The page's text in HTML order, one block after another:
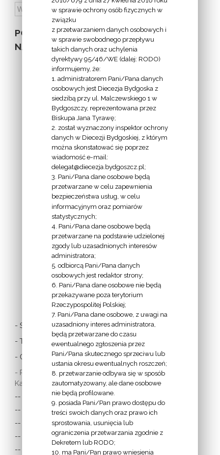
POZOSTAŁE
NA STRONIE
INFORMACJE
Z
EKAI.PL:
INFORMACJE
EPISKOPATU
POLSKI:
LINKI
- Stolica Apostolska
- Twitter Papieża
- Czytania z dnia
- Polska Misja
Katolicka:
-- w Austrii
-- w Anglii i Walii
-- w Irlandii
-- we Francji
-- w Niemczech
w sprawie ochrony osób fizycznych w
związku
z przetwarzaniem danych osobowych i
w sprawie swobodnego przepływu
takich danych oraz uchylenia
dyrektywy 95/46/WE (dalej: RODO)
informujemy, że:
1. administratorem Pani/Pana danych
osobowych jest Diecezja Bydgoska z
siedzibą przy ul. Malczewskiego 1 w
Bydgoszczy, reprezentowana przez
Biskupa Jana Tyrawę;
2. został wyznaczony inspektor ochrony
danych w Diecezji Bydgoskiej, z którym
można skonstatować się poprzez
wiadomość e-mail:
delegat@diecezja.bydgoszcz.pl;
3. Pani/Pana dane osobowe będą
przetwarzane w celu zapewnienia
bezpieczeństwa usług, w celu
informacyjnym oraz pomiarów
statystycznych;
4. Pani/Pana dane osobowe będą
przetwarzane na podstawie udzielonej
zgody lub uzasadnionych interesów
administratora;
5. odbiorcą Pani/Pana danych
osobowych jest redaktor strony;
6. Pani/Pana dane osobowe nie będą
przekazywane poza terytorium
Rzeczypospolitej Polskiej;
7. Pani/Pana dane osobowe, z uwagi na
uzasadniony interes administratora,
będą przetwarzane do czasu
ewentualnego zgłoszenia przez
Pani/Pana skutecznego sprzeciwu lub
ustania okresu ewentualnych roszczeń;
8. przetwarzanie odbywa się w sposób
zautomatyzowany, ale dane osobowe
nie będą profilowane.
9. posiada Pani/Pan prawo dostępu do
treści swoich danych oraz prawo ich
sprostowania, usunięcia lub
ograniczenia przetwarzania zgodnie z
Dekretem lub RODO;
10. ma Pani/Pan prawo wniesienia